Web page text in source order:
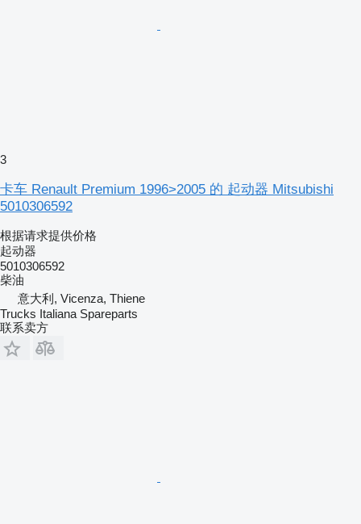
3
卡车 Renault Premium 1996>2005 的 起动器 Mitsubishi
5010306592
根据请求提供价格
起动器
5010306592
柴油
意大利, Vicenza, Thiene
Trucks Italiana Spareparts
联系卖方